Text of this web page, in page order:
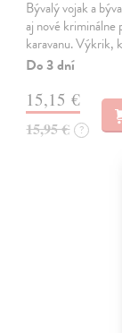
Bývalý vojak a
aj nové kriminálne
karavanu. Výkrik,
Do 3 dní
15,15 €
15,95 € ?